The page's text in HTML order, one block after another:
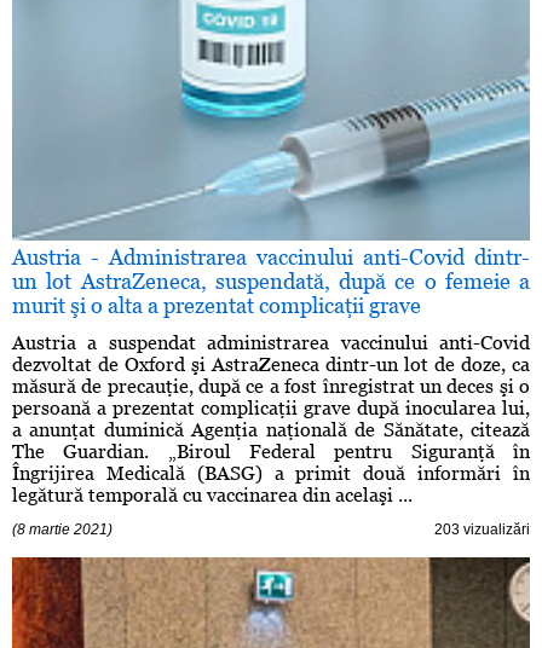
Austria - Administrarea vaccinului anti-Covid dintr-
un lot AstraZeneca, suspendată, după ce o femeie a
murit şi o alta a prezentat complicaţii grave
Austria a suspendat administrarea vaccinului anti-Covid
dezvoltat de Oxford şi AstraZeneca dintr-un lot de doze, ca
măsură de precauţie, după ce a fost înregistrat un deces şi o
persoană a prezentat complicaţii grave după inocularea lui,
a anunţat duminică Agenţia naţională de Sănătate, citează
The Guardian. „Biroul Federal pentru Siguranţă în
Îngrijirea Medicală (BASG) a primit două informări în
legătură temporală cu vaccinarea din acelaşi ...
(8 martie 2021) 203 vizualizări